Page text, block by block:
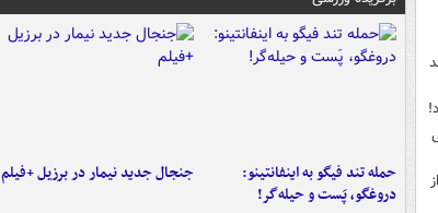
حمله تند فیگو به اینفانتینو:
دروغگو، پَست‌ و حیله‌گر!
جنجال جدید نیمار در برزیل +فیلم